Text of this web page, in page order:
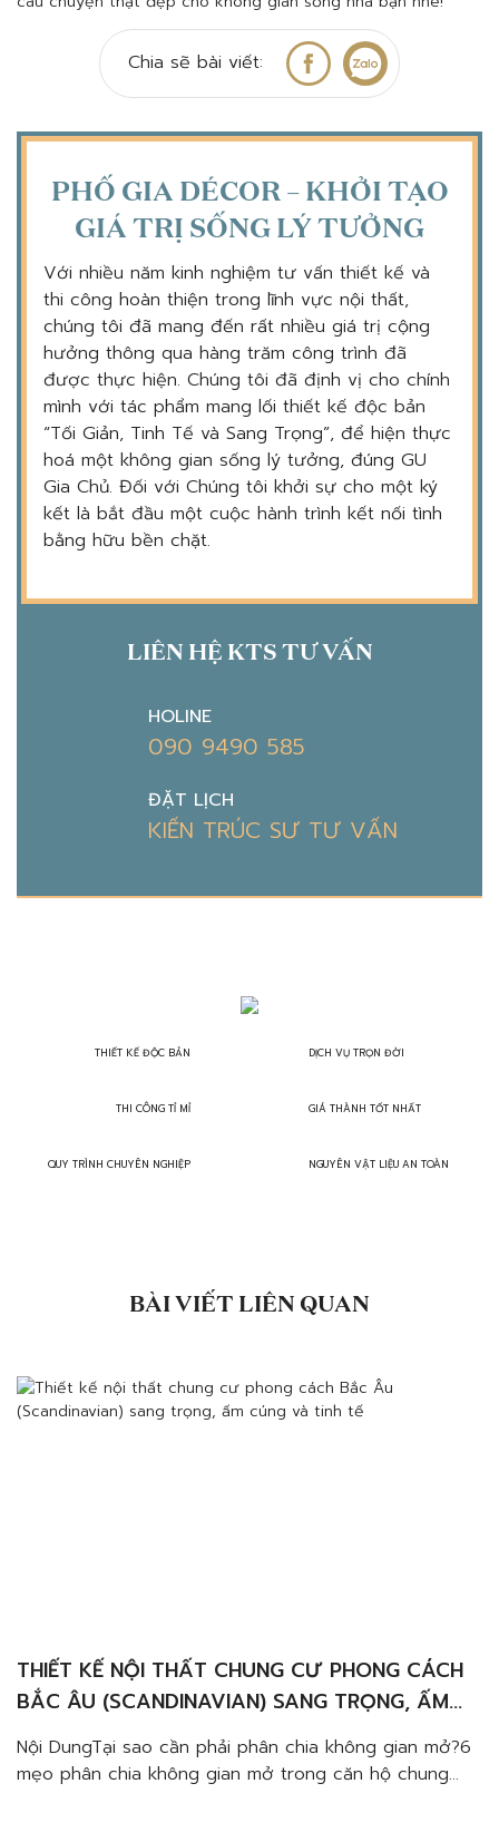
Chia sẽ bài viết:
PHỐ GIA DÉCOR – KHỞI TẠO
GIÁ TRỊ SỐNG LÝ TƯỞNG
Với nhiều năm kinh nghiệm tư vấn thiết kế và
thi công hoàn thiện trong lĩnh vực nội thất,
chúng tôi đã mang đến rất nhiều giá trị cộng
hưởng thông qua hàng trăm công trình đã
được thực hiện. Chúng tôi đã định vị cho chính
mình với tác phẩm mang lối thiết kế độc bản
“Tối Giản, Tinh Tế và Sang Trọng”, để hiện thực
hoá một không gian sống lý tưởng, đúng GU
Gia Chủ. Đối với Chúng tôi khởi sự cho một ký
kết là bắt đầu một cuộc hành trình kết nối tình
bằng hữu bền chặt.
LIÊN HỆ KTS TƯ VẤN
HOLINE
090 9490 585
ĐẶT LỊCH
KIẾN TRÚC SƯ TƯ VẤN
THIẾT KẾ ĐỘC BẢN
THI CÔNG TỈ MỈ
QUY TRÌNH CHUYÊN NGHIỆP
DỊCH VỤ TRỌN ĐỜI
GIÁ THÀNH TỐT NHẤT
NGUYÊN VẬT LIỆU AN TOÀN
BÀI VIẾT LIÊN QUAN
THIẾT KẾ NỘI THẤT CHUNG CƯ PHONG CÁCH
BẮC ÂU (SCANDINAVIAN) SANG TRỌNG, ẤM
CÚNG VÀ TINH TẾ
Nội DungTại sao cần phải phân chia không gian mở?6
mẹo phân chia không gian mở trong căn hộ chung